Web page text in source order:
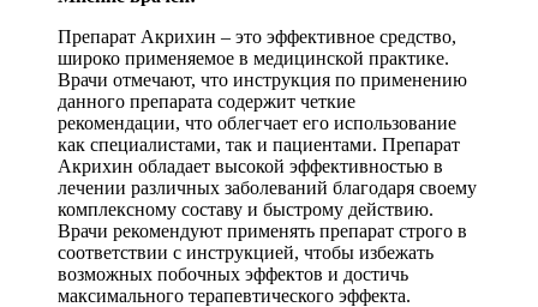
Препарат Акрихин – это эффективное средство,
широко применяемое в медицинской практике.
Врачи отмечают, что инструкция по применению
данного препарата содержит четкие
рекомендации, что облегчает его использование
как специалистами, так и пациентами. Препарат
Акрихин обладает высокой эффективностью в
лечении различных заболеваний благодаря своему
комплексному составу и быстрому действию.
Врачи рекомендуют применять препарат строго в
соответствии с инструкцией, чтобы избежать
возможных побочных эффектов и достичь
максимального терапевтического эффекта.